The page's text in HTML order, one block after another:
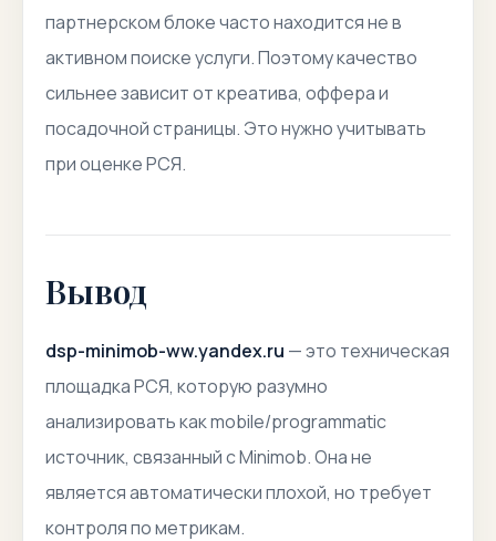
партнерском блоке часто находится не в
активном поиске услуги. Поэтому качество
сильнее зависит от креатива, оффера и
посадочной страницы. Это нужно учитывать
при оценке РСЯ.
Вывод
dsp-minimob-ww.yandex.ru — это техническая
площадка РСЯ, которую разумно
анализировать как mobile/programmatic
источник, связанный с Minimob. Она не
является автоматически плохой, но требует
контроля по метрикам.